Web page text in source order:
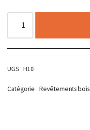
UGS : H10
Catégorie : Revêtements bois